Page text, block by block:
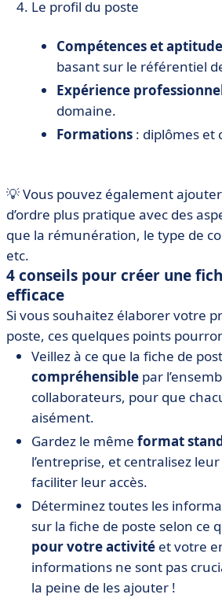
Le profil du poste
Compétences et
basant sur le référentiel
Expérience
domaine.
Formations : diplômes et
💡 Vous pouvez également
d’ordre plus pratique avec des
que la rémunération, le type de
etc.
4 conseils pour créer une
efficace
Si vous souhaitez élaborer votre
poste, ces quelques points
Veillez à ce que la fiche de
compréhensible par
collaborateurs, pour que
aisément.
Gardez le même format
l’entreprise, et centralisez
faciliter leur accès.
Déterminez toutes les
sur la fiche de poste selon ce
pour votre activité et votre
informations ne sont pas
la peine de les ajouter !